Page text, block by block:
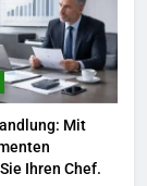
So locken
Mit
Ihren Chef.